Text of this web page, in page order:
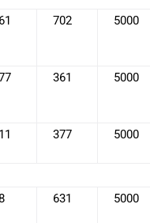
702 5000
361 5000
377 5000
631 5000